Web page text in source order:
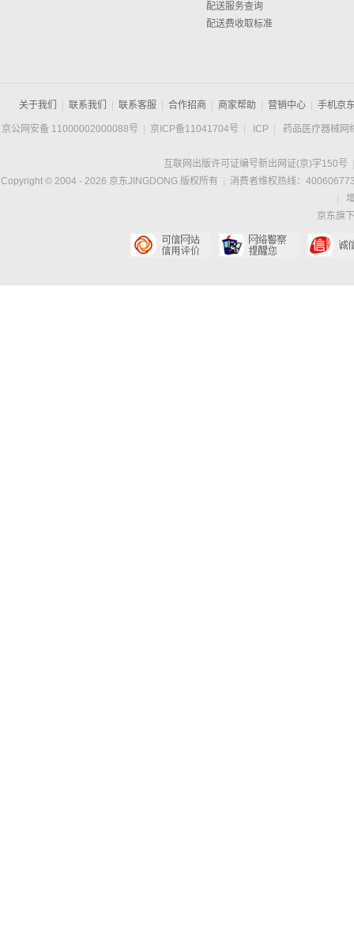
配送服务查询
配送费收取标准
关于我们 联系我们 联系客服 合作招商 商家帮助 营销中心 手机京
京公网安备 11000002000088号 京ICP备11041704号 ICP 药品医疗器械网
互联网出版许可证编号新出网证(京)字150号
Copyright © 2004 - 2026 京东JINGDONG 版权所有
消费者维权热线：
京东旗